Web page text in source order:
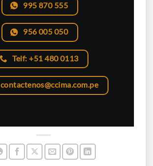
995 870 555
956 005 050
Telf: +51 480 0113
contactenos@ccima.com.pe